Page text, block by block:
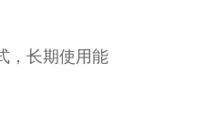
，长期使用能